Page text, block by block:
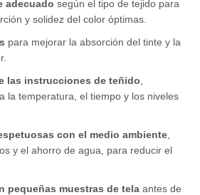
adecuado según el tipo de tejido para
y solidez del color óptimas.
para mejorar la absorción del tinte y la
las instrucciones de teñido
la temperatura, el tiempo y los niveles
con el medio ambiente
y el ahorro de agua, para reducir el
pequeñas muestras de tela antes de